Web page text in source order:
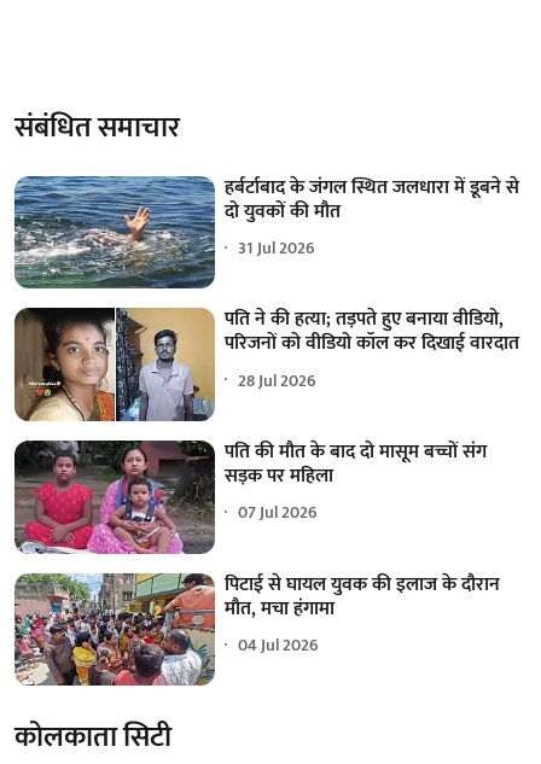
संबंधित समाचार
हर्बर्टाबाद के जंगल स्थित जलधारा में डूबने से
दो युवकों की मौत
31 Jul 2026
पति ने की हत्या; तड़पते हुए बनाया वीडियो,
परिजनों को वीडियो कॉल कर दिखाई वारदात
28 Jul 2026
पति की मौत के बाद दो मासूम बच्चों संग
सड़क पर महिला
07 Jul 2026
पिटाई से घायल युवक की इलाज के दौरान
मौत, मचा हंगामा
04 Jul 2026
कोलकाता सिटी